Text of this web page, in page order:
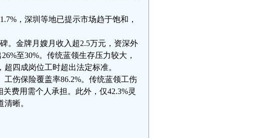
，深圳等地已提示市场趋于饱和，
。金牌月嫂月收入超2.5万元，资深外
至30%。传统蓝领生存压力较大，
四成岗位工时超出法定标准。
伤保险覆盖率86.2%。传统蓝领工伤
费用需个人承担。此外，仅42.3%灵
晰。